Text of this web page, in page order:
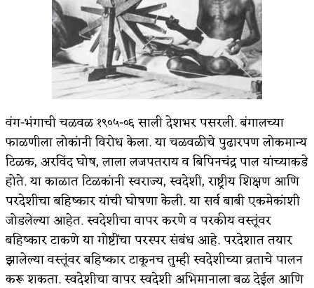
वंग-भंगाची चळवळ १९०५-०६ साली देशभर पसरली. बंगालच्या
फाळणीला लोकांनी विरोध केला. या चळवळीचे पुढारपण लोकमान्य
टिळक, अरविंद घोष, लाला लजपतराय व बिपिनचंद्र पाल यांच्याकडे
होते. या काळात टिळकांनी स्वराज्य, स्वदेशी, राष्ट्रीय शिक्षण आणि
परदेशीचा बहिष्कार यांची घोषणा केली. या सर्व बाबी एकमेकांशी
जोडलेल्या आहेत. स्वदेशीचा वापर करणे व परकीय वस्तूंवर
बहिष्कार टाकणे या गोष्टींचा परस्पर संबंध आहे. परदेशात तयार
झालेल्या वस्तूंवर बहिष्कार टाकूनच तुम्ही स्वदेशीच्या व्रताचे पालन
करू शकता. स्वदेशीचा वापर स्वदेशी अभिमानाला बळ देईल आणि